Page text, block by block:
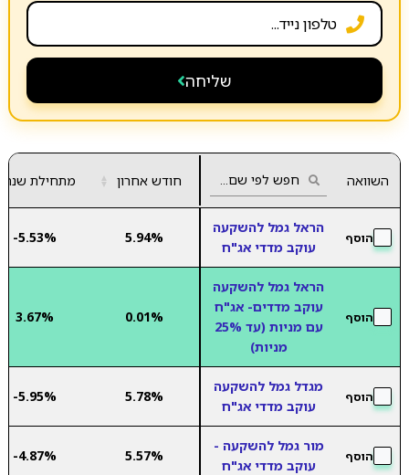
שליחה
השוואה חודש אחרון ▲
▼ מתחילת שנה
הוסף
הראל גמל להשקעה
עוקב מדדי אג"ח
5.94%
-5.53%
הוסף
הראל גמל להשקעה
עוקב מדדים- אג"ח
עם מניות (עד 25%
מניות)
0.01%
3.67%
הוסף
מגדל גמל להשקעה
עוקב מדדי אג"ח
5.78%
-5.95%
הוסף
מור גמל להשקעה -
עוקב מדדי אג"ח
5.57%
-4.87%